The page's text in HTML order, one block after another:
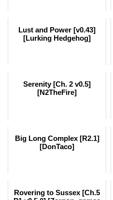
Lust and Power [v0.43]
[Lurking Hedgehog]
Serenity [Ch. 2 v0.5]
[N2TheFire]
Big Long Complex [R2.1]
[DonTaco]
Rovering to Sussex [Ch.5